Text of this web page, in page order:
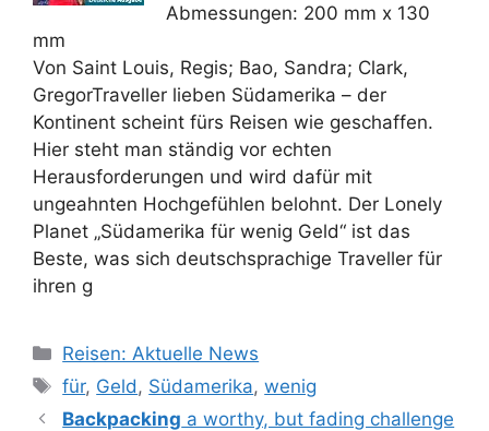
Abmessungen: 200 mm x 130
mm
Von Saint Louis, Regis; Bao, Sandra; Clark,
GregorTraveller lieben Südamerika – der
Kontinent scheint fürs Reisen wie geschaffen.
Hier steht man ständig vor echten
Herausforderungen und wird dafür mit
ungeahnten Hochgefühlen belohnt. Der Lonely
Planet „Südamerika für wenig Geld“ ist das
Beste, was sich deutschsprachige Traveller für
ihren g
Kategorien
Reisen: Aktuelle News
Schlagwörter
für, Geld, Südamerika,wenig
Backpacking a worthy, but fading challenge